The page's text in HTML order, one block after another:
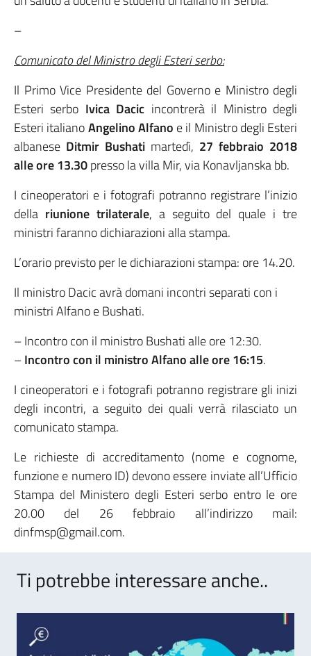
–
Comunicato del Ministro degli Esteri serbo:
Il Primo Vice Presidente del Governo e Ministro degli
Esteri serbo Ivica Dacic incontrerà il Ministro degli
Esteri italianoAngelino Alfano e il Ministro degli Esteri
albanese Ditmir Bushati martedì, 27 febbraio 2018
alle ore 13.30presso la villa Mir, via Konavljanska bb.
I cineoperatori e i fotografi potranno registrare l’inizio
della riunione trilaterale, a seguito del quale i tre
ministri faranno dichiarazioni alla stampa.
L’orario previsto per le dichiarazioni stampa: ore 14.20.
Il ministro Dacic avrà domani incontri separati con i
ministri Alfano e Bushati.
– Incontro con il ministro Bushati alle ore 12:30.
–Incontro con il ministro Alfano alle ore 16:15.
I cineoperatori e i fotografi potranno registrare gli inizi
degli incontri, a seguito dei quali verrà rilasciato un
comunicato stampa.
Le richieste di accreditamento (nome e cognome,
funzione e numero ID) devono essere inviate all’Ufficio
Stampa del Ministero degli Esteri serbo entro le ore
20.00 del 26 febbraio all’indirizzo mail:
dinfmsp@gmail.com.
Ti potrebbe interessare anche..